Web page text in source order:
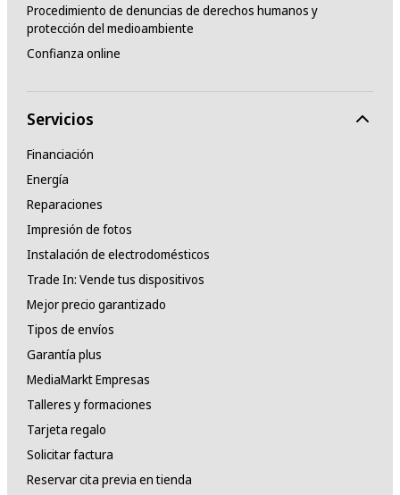
Procedimiento de denuncias de derechos humanos y
protección del medioambiente
Confianza online
Servicios
Financiación
Energía
Reparaciones
Impresión de fotos
Instalación de electrodomésticos
Trade In: Vende tus dispositivos
Mejor precio garantizado
Tipos de envíos
Garantía plus
MediaMarkt Empresas
Talleres y formaciones
Tarjeta regalo
Solicitar factura
Reservar cita previa en tienda